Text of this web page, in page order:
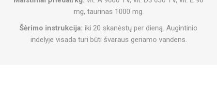
mg, taurinas 1000 mg.
Šėrimo instrukcija: iki 20 skanėstų per dieną. Augintinio
indelyje visada turi būti švaraus geriamo vandens.